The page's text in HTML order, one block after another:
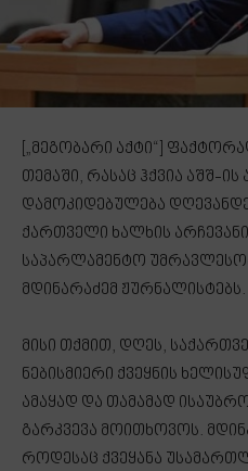
[„მეგობარი აქტი“]
თემაში, რასაც ჰქვია აშშ-ის
დამოკიდებულება
ქართველი ხალხის
საპარლამენტო
მდინარაძემ ჟურნალისტებს.
მისი თქმით, დღეს,
ნებისმიერი ქვეყნის
ამაყად და თამამად
გარკვევა მოითხოვოს.
როდესაც ქვეყანა